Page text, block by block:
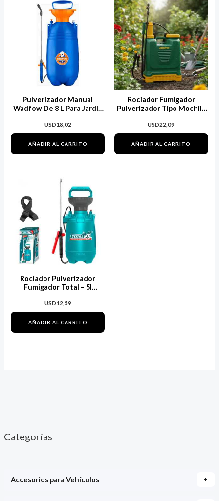
Categorías
Accesorios para Vehículos +
Pulverizador Manual
Wadfow De 8 L Para Jardín
USD18,02
AÑADIR AL CARRITO
Rociador Fumigador
Pulverizador Tipo Mochila
USD22,09
AÑADIR AL CARRITO
Rociador Pulverizador
Fumigador Total – 5l
USD12,59
AÑADIR AL CARRITO